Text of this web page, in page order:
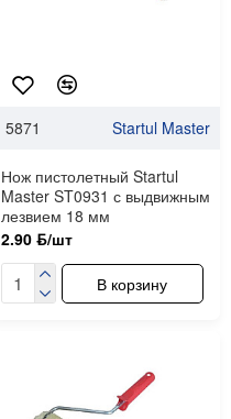
5871 Startul Master
Нож пистолетный Startul
Master ST0931 с выдвижным
лезвием 18 мм
2.90 ƃ/шт
В корзину